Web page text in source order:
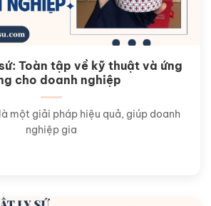
Toàn tập về kỹ thuật và ứng
cho doanh nghiệp
một giải pháp hiệu quả, giúp doanh
nghiệp gia